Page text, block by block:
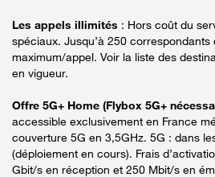
Les appels illimités : Hors coût du
spéciaux. Jusqu’à 250
maximum/appel. Voir la liste des
en vigueur.
Offre 5G+ Home (Flybox 5G+
accessible exclusivement en France
couverture 5G en 3,5GHz. 5G : dans
(déploiement en cours). Frais
Gbit/s en réception et 250 Mbit/s en